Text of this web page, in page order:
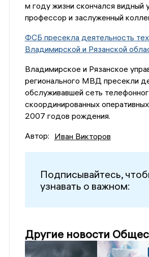
м году жизни скончался видный
профессор и заслуженный
ФСБ пресекла деятельность
Владимирской и Рязанской
Владимирское и Рязанское
регионального МВД пресекли
обслуживавшей сеть
скоординированных
2007 годов рождения.
Автор: Иван Викторов
Подписывайтесь,
узнавать о важном:
Другие новости